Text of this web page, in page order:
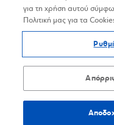
Προσωπικά
για τη χρήση αυτού
Πολιτική μας για τα